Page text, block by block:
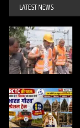
LATEST NEWS